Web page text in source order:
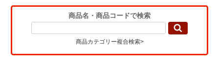
商品名・商品コードで検索
商品カテゴリー複合検索>